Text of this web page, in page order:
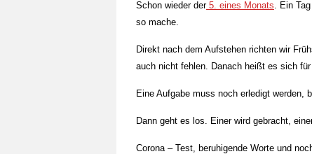
Schon wieder der5. eines Monats. Ein
so mache.
Direkt nach dem Aufstehen richten wir
auch nicht fehlen. Danach heißt es sich
Eine Aufgabe muss noch erledigt werden,
Dann geht es los. Einer wird gebracht,
Corona – Test, beruhigende Worte und